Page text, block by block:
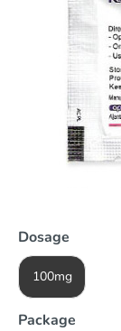
Dosage
100mg
Package